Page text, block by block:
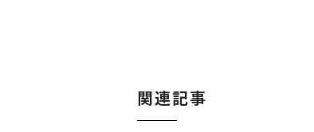
関連記事